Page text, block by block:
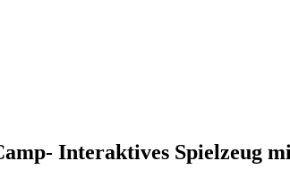
Interaktives Spielzeug